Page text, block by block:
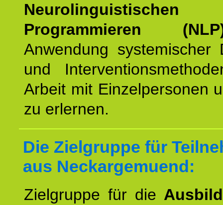
Neurolinguistischen
Programmieren
Anwendung systemischer
und
Arbeit mit Einzelpersonen
zu erlernen.
Die Zielgruppe für
aus Neckargemuend:
Zielgruppe für die